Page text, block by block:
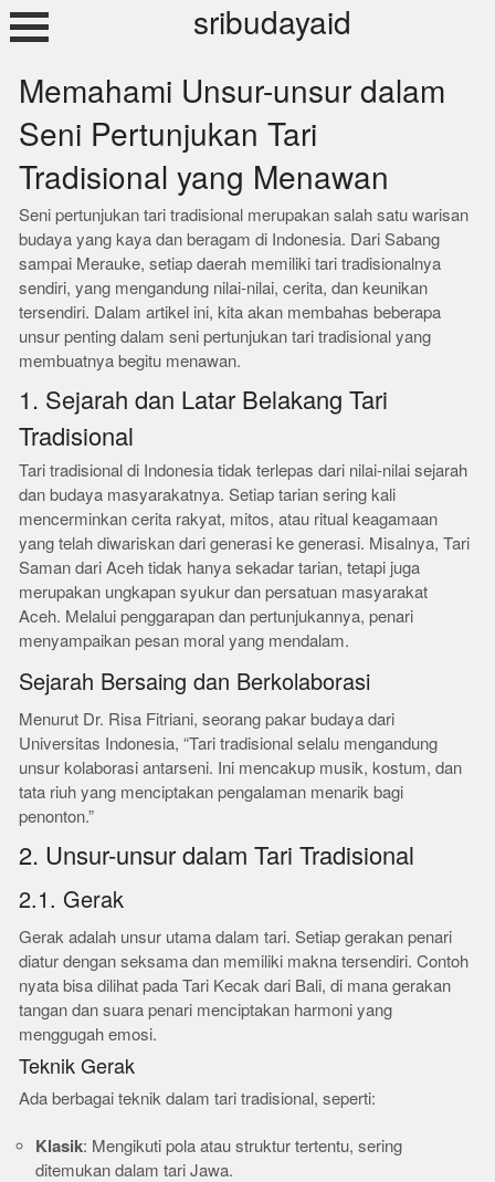
Skip
to
sribudayaid
Memahami Unsur-unsur dalam
Seni Pertunjukan Tari
Tradisional yang Menawan
Seni pertunjukan tari tradisional merupakan salah satu warisan
budaya yang kaya dan beragam di Indonesia. Dari Sabang
sampai Merauke, setiap daerah memiliki tari tradisionalnya
sendiri, yang mengandung nilai-nilai, cerita, dan keunikan
tersendiri. Dalam artikel ini, kita akan membahas beberapa
unsur penting dalam seni pertunjukan tari tradisional yang
membuatnya begitu menawan.
1. Sejarah dan Latar Belakang Tari
Tradisional
Tari tradisional di Indonesia tidak terlepas dari nilai-nilai sejarah
dan budaya masyarakatnya. Setiap tarian sering kali
mencerminkan cerita rakyat, mitos, atau ritual keagamaan
yang telah diwariskan dari generasi ke generasi. Misalnya, Tari
Saman dari Aceh tidak hanya sekadar tarian, tetapi juga
merupakan ungkapan syukur dan persatuan masyarakat
Aceh. Melalui penggarapan dan pertunjukannya, penari
menyampaikan pesan moral yang mendalam.
Sejarah Bersaing dan Berkolaborasi
Menurut Dr. Risa Fitriani, seorang pakar budaya dari
Universitas Indonesia, “Tari tradisional selalu mengandung
unsur kolaborasi antarseni. Ini mencakup musik, kostum, dan
tata riuh yang menciptakan pengalaman menarik bagi
penonton.”
2. Unsur-unsur dalam Tari Tradisional
2.1. Gerak
Gerak adalah unsur utama dalam tari. Setiap gerakan penari
diatur dengan seksama dan memiliki makna tersendiri. Contoh
nyata bisa dilihat pada Tari Kecak dari Bali, di mana gerakan
tangan dan suara penari menciptakan harmoni yang
menggugah emosi.
Teknik Gerak
Ada berbagai teknik dalam tari tradisional, seperti:
Klasik: Mengikuti pola atau struktur tertentu, sering
ditemukan dalam tari Jawa.